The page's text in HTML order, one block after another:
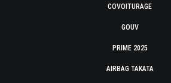
COVOITURAGE
GOUV
PRIME 2025
AIRBAG TAKATA